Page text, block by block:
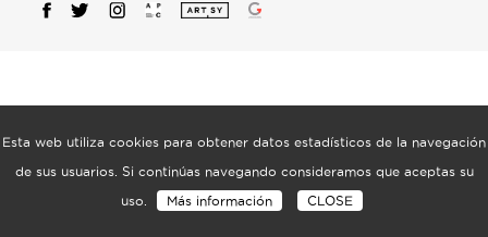
Esta web utiliza cookies para obtener datos estadísticos de la navegación
de sus usuarios. Si continúas navegando consideramos que aceptas su
uso. Más información CLOSE